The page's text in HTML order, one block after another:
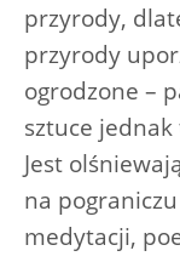
przyrody,
przyrody
ogrodzone –
sztuce
Jest
na
medytacji,